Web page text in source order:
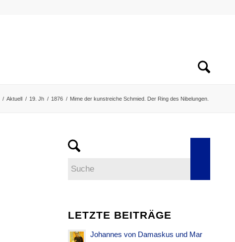
/ Aktuell / 19. Jh / 1876 / Mime der kunstreiche Schmied. Der Ring des Nibelungen.
LETZTE BEITRÄGE
Johannes von Damaskus und Mar